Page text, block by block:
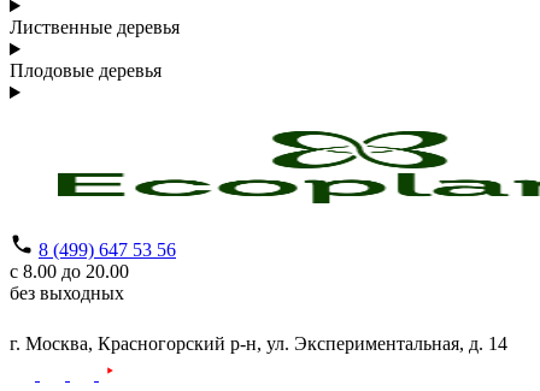
Лиственные деревья
Плодовые деревья
8 (499) 647 53 56
с 8.00 до 20.00
без выходных
г. Москва, Красногорский р-н, ул. Экспериментальная, д. 14